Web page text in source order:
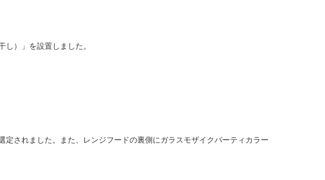
）」を設置しました。
されました。また、レンジフードの裏側にガラスモザイクパーティカラー